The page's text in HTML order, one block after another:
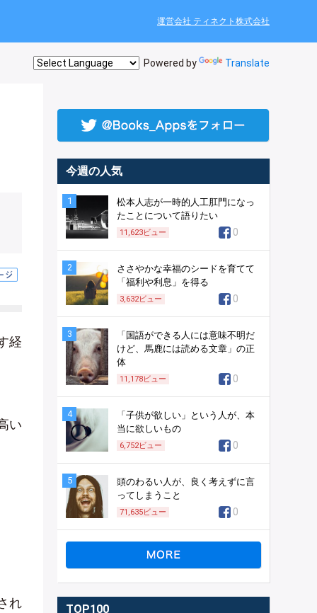
運営会社 ティネクト株式会社
Powered by Translate
経
い
れ
今週の人気
1
松本人志が一時的人工肛門になっ
たことについて語りたい
11,623ビュー 0
2
ささやかな幸福のシードを育てて
「福利や利息」を得る
3,632ビュー 0
3
「国語ができる人には意味不明だ
けど、馬鹿には読める文章」の正
体
11,178ビュー 0
4
「子供が欲しい」という人が、本
当に欲しいもの
6,752ビュー 0
5
頭のわるい人が、良く考えずに言
ってしまうこと
71,635ビュー 0
TOP100